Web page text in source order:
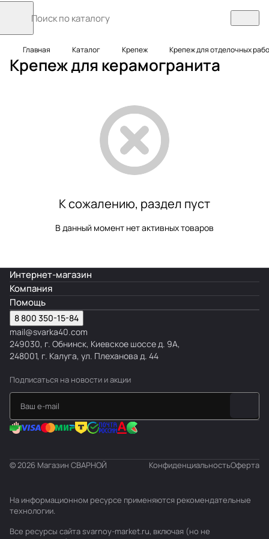
Главная Каталог Крепеж Крепеж для отделочных
Крепеж для керамогранита
К сожалению, раздел пуст
В данный момент нет активных товаров
Интернет-магазин
Компания
Помощь
8 800 350-15-84
mail@svarka40.com
249030, г. Обнинск, Киевское шоссе д. 9А,
248001, г. Калуга, ул. Плеханова д. 44
Подписаться на новости и акции
© 2026 Магазин СВАРНОЙ КонфиденциальностьОферта
На информационном ресурсе применяются рекомендательные
технологии.
Все ресурсы сайта svarnoy-market.ru, включая (но не